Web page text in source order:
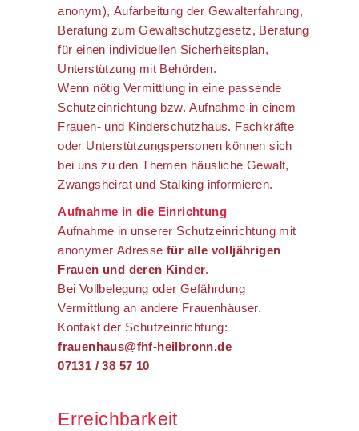
anonym), Aufarbeitung der Gewalterfahrung,
Beratung zum Gewaltschutzgesetz, Beratung
für einen individuellen Sicherheitsplan,
Unterstützung mit Behörden.
Wenn nötig Vermittlung in eine passende
Schutzeinrichtung bzw. Aufnahme in einem
Frauen- und Kinderschutzhaus. Fachkräfte
oder Unterstützungspersonen können sich
bei uns zu den Themen häusliche Gewalt,
Zwangsheirat und Stalking informieren.
Aufnahme in die Einrichtung
Aufnahme in unserer Schutzeinrichtung mit
anonymer Adresse für alle volljährigen
Frauen und deren Kinder.
Bei Vollbelegung oder Gefährdung
Vermittlung an andere Frauenhäuser.
Kontakt der Schutzeinrichtung:
frauenhaus@fhf-heilbronn.de
07131 / 38 57 10
Erreichbarkeit